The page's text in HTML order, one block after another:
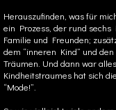
Herauszufinden, was für
ein Prozess, der rund
Familie und Freunden;
dem “inneren Kind” und
Träumen. Und dann war
Kindheitstraumes hat sich
“Mode!”.